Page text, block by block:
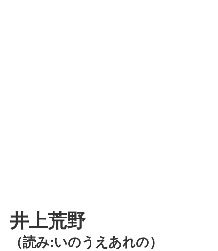
井上荒野
（読み:いのうえあれの）